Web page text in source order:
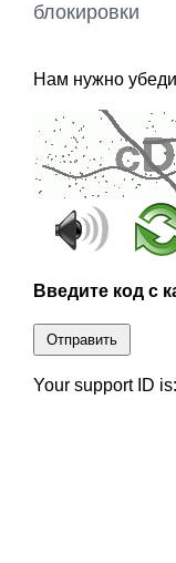
блокировки
Нам нужно
Введите код с
Отправить
Your support ID